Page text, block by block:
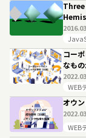
Three
コー
なも
WEB
オウ
WEB